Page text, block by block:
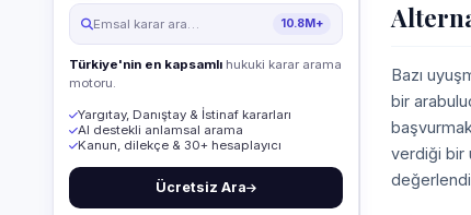
Emsal karar ara… 10.8M+
Türkiye'nin en kapsamlı hukuki karar arama
motoru.
Yargıtay, Danıştay & İstinaf kararları
AI destekli anlamsal arama
Kanun, dilekçe & 30+ hesaplayıcı
Ücretsiz Ara
Bazı
bir
verdiği bir